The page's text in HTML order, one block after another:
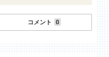
コメント 0